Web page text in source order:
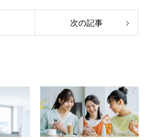
次の記事